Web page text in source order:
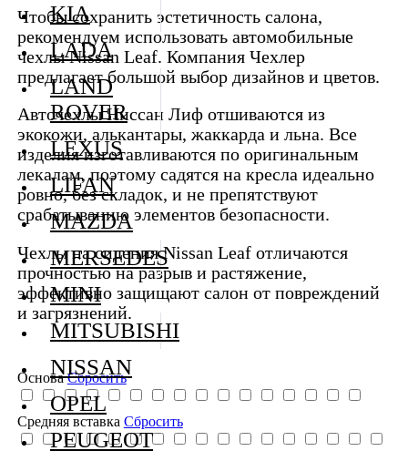
Чтобы сохранить эстетичность салона,
рекомендуем использовать автомобильные
чехлы Nissan Leaf. Компания Чехлер
предлагает большой выбор дизайнов и цветов.
Авточехлы Ниссан Лиф отшиваются из
экокожи, алькантары, жаккарда и льна. Все
изделия изготавливаются по оригинальным
лекалам, поэтому садятся на кресла идеально
ровно, без складок, и не препятствуют
срабатыванию элементов безопасности.
Чехлы на сидения Nissan Leaf отличаются
прочностью на разрыв и растяжение,
эффективно защищают салон от повреждений
и загрязнений.
ОсноваСбросить
Средняя вставка Сбросить
KIA
LADA
LAND
ROVER
LEXUS
LIFAN
MAZDA
MERSEDES
MINI
MITSUBISHI
NISSAN
OPEL
PEUGEOT